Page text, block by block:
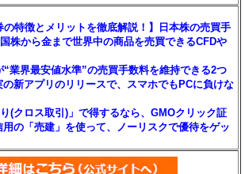
特徴とメリットを徹底解説！】日本株の売買手
株から金まで世界中の商品を売買できるCFDや
業界最安値水準”の売買手数料を維持できる2つ
新アプリのリリースで、スマホでもPCに負けな
(クロス取引)」で得するなら、GMOクリック証
の「売建」を使って、ノーリスクで優待をゲッ